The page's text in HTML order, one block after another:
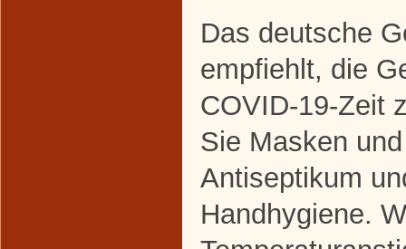
Das deutsche
empfiehlt, die
COVID-19-Zeit
Sie Masken
Antiseptikum
Handhygiene.